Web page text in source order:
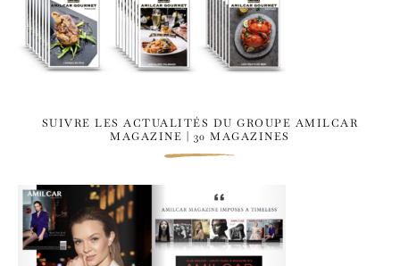
SUIVRE LES ACTUALITÉS DU GROUPE AMILCAR
MAGAZINE | 30 MAGAZINES